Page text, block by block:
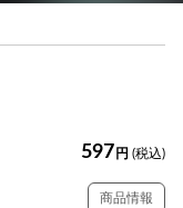
597 円 (税込)
商品情報